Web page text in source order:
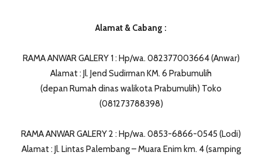
Alamat & Cabang :
RAMA ANWAR GALERY 1 : Hp/wa. 082377003664 (Anwar)
Alamat : Jl. Jend Sudirman KM. 6 Prabumulih
(depan Rumah dinas walikota Prabumulih) Toko
(081273788398)
RAMA ANWAR GALERY 2 : Hp/wa. 0853-6866-0545 (Lodi)
Alamat : Jl. Lintas Palembang – Muara Enim km. 4 (samping